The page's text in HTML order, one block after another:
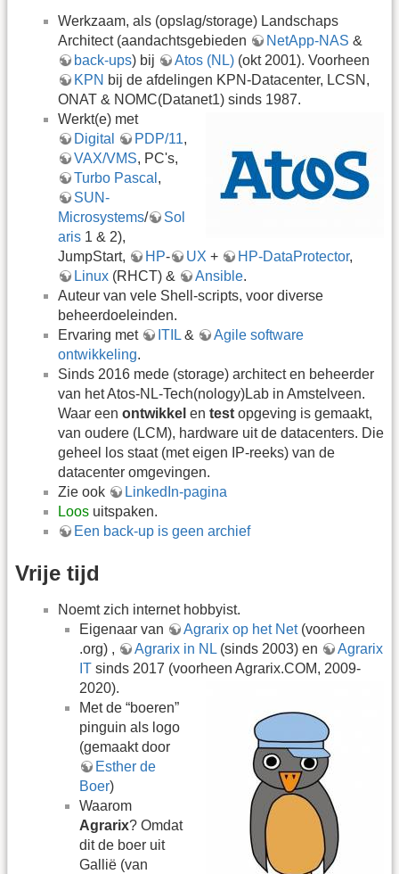
Werkzaam, als (opslag/storage) Landschaps
Architect (aandachtsgebieden
NetApp-NAS &
back-ups) bij Atos (NL) (okt 2001). Voorheen
KPN bij de afdelingen KPN-Datacenter, LCSN,
ONAT & NOMC(Datanet1) sinds 1987.
Werkt(e) met
Digital
PDP/11,
VAX/VMS, PC's,
Turbo Pascal ,
SUN-
Microsystems/
Sol
aris 1 & 2),
JumpStart,
HP- UX + HP-DataProtector,
Linux (RHCT) & Ansible.
Auteur van vele Shell-scripts, voor diverse
beheerdoeleinden.
Ervaring met
ITIL &
Agile software
ontwikkeling.
Sinds 2016 mede (storage) architect en beheerder
van het Atos-NL-Tech(nology)Lab in Amstelveen.
Waar een ontwikkel en test opgeving is gemaakt,
van oudere (LCM), hardware uit de datacenters. Die
geheel los staat (met eigen IP-reeks) van de
datacenter omgevingen.
Zie ook
LinkedIn-pagina
Loos uitspaken.
Een back-up is geen archief
Vrije tijd
Noemt zich internet hobbyist.
Eigenaar van
Agrarix op het Net(voorheen
.org) ,
Agrarix in NL (sinds 2003) en
Agrarix
IT sinds 2017 (voorheen Agrarix.COM, 2009-
2020).
Met de “boeren”
pinguin als logo
(gemaakt door
Esther de
Boer)
Waarom
Agrarix? Omdat
dit de boer uit
Gallië (van